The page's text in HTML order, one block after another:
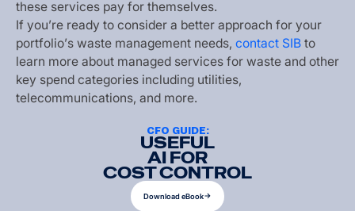
these services pay for themselves.
If you’re ready to consider a better approach for your
portfolio’s waste management needs, contact SIB to
learn more about managed services for waste and other
key spend categories including utilities,
telecommunications, and more.
CFO GUIDE:
USEFUL
AI FOR
COST CONTROL
DownloadeBook